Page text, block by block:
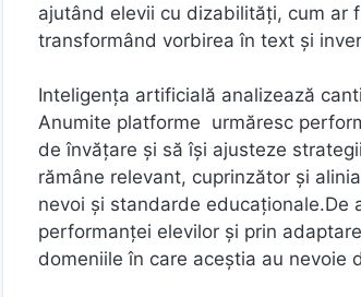
ajutând elevii cu dizabilități, cum ar
transformând vorbirea în text și
Inteligența artificială analizează
Anumite platforme urmăresc
de învățare și să își ajusteze
rămâne relevant, cuprinzător și
nevoi și standarde educaționale.De
performanței elevilor și prin
domeniile în care aceștia au nevoie